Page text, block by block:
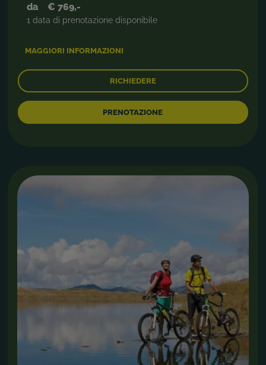
da € 769,-
1 data di prenotazione disponibile
MAGGIORI INFORMAZIONI
RICHIEDERE
PRENOTAZIONE